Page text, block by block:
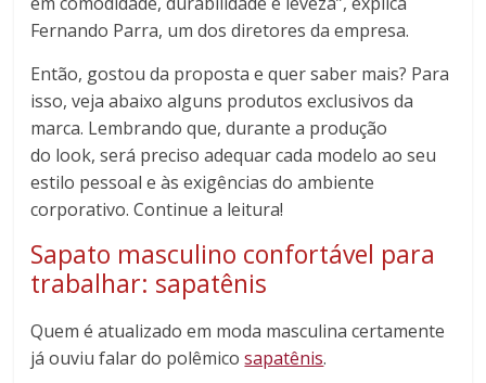
Fernando Parra, um dos diretores da empresa.
Então, gostou da proposta e quer saber mais? Para
isso, veja abaixo alguns produtos exclusivos da
marca. Lembrando que, durante a produção
do look, será preciso adequar cada modelo ao seu
estilo pessoal e às exigências do ambiente
corporativo. Continue a leitura!
Sapato masculino confortável para
trabalhar: sapatênis
Quem é atualizado em moda masculina certamente
já ouviu falar do polêmicosapatênis.